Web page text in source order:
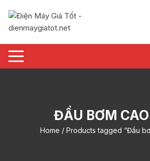
nội
ĐẦU BƠM
Home / Products tagged “Đầu